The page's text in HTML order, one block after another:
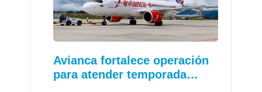
Avianca fortalece operación
para atender temporada…